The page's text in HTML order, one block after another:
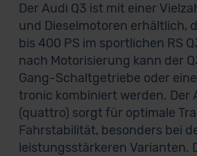
Der Audi Q3 ist mit einer
und Dieselmotoren erhältlich,
bis 400 PS im sportlichen RS
nach Motorisierung kann der
Gang-Schaltgetriebe oder
tronic kombiniert werden. Der
(quattro) sorgt für optimale
Fahrstabilität, besonders bei
leistungsstärkeren Varianten.